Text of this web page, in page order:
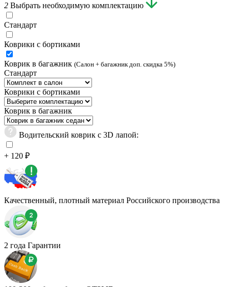
2 Выбрать необходимую комплектацию
Стандарт
Коврики с бортиками
Коврик в багажник (Салон + багажник доп. скидка 5%)
Стандарт
Коврики с бортиками
Коврик в багажник
Водительский коврик с 3D лапой:
+ 120 ₽
Качественный, плотный материал Российского производства
2 года Гарантии